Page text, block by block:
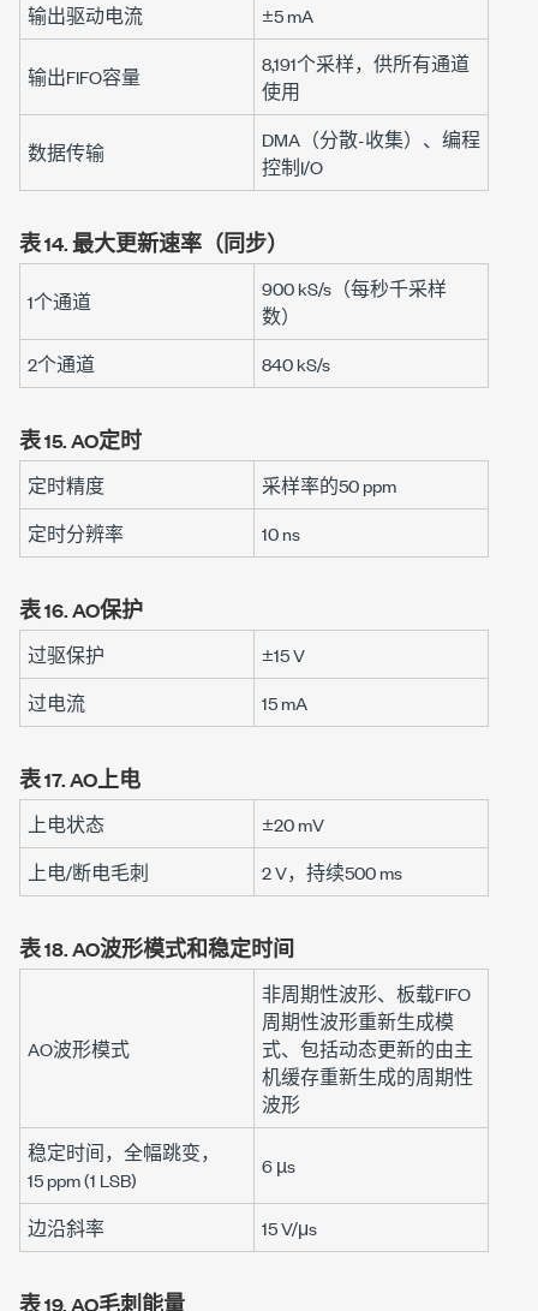
输出驱动电流
±5 mA
输出FIFO容量
8,191个采样，供所有通道
使用
数据传输
DMA（分散-收集）、编程
控制I/O
表 14.最大更新速率（同步）
1个通道
900 kS/s （每秒千采样
数）
2个通道
840 kS/s
表 15.AO定时
定时精度 采样率的50 ppm
定时分辨率
10 ns
表 16.AO保护
过驱保护
±15 V
过电流
15 mA
表 17.AO上电
上电状态
±20 mV
上电/断电毛刺
2 V，持续500 ms
表 18.AO波形模式和稳定时间
AO波形模式
非周期性波形、板载FIFO
周期性波形重新生成模
式、包括动态更新的由主
机缓存重新生成的周期性
波形
稳定时间，全幅跳变，
15 ppm(1 LSB)
6 µs
边沿斜率 15 V/μs
表 19.AO毛刺能量